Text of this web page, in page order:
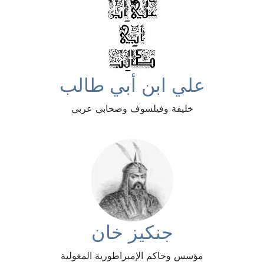
علي ابن أبي طالب
خليفة وفيلسوف وصحابي عربي
جنكيز خان
مؤسس وحاكم الإمبراطورية المغولية